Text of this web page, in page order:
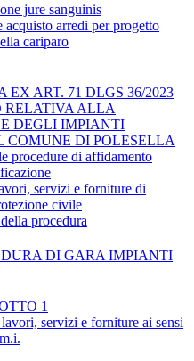
jure sanguinis
acquisto arredi per progetto
cariparo
EX ART. 71 DLGS 36/2023
RELATIVA ALLA
DEGLI IMPIANTI
COMUNE DI POLESELLA
procedure di affidamento
servizi e forniture di
civile
procedura
DI GARA IMPIANTI
1
servizi e forniture ai sensi